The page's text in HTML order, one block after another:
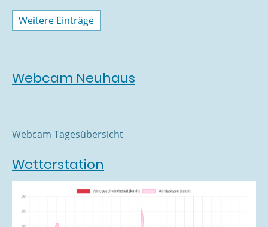
Weitere Einträge
Webcam Neuhaus
Webcam Tagesübersicht
Wetterstation